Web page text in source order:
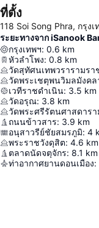
ที่ตั้ง
118 Soi Song Phra, กรุง
ระยะทางจาก iSanook
กรุงเทพฯ: 0.6 km
หัวลำโพง: 0.8 km
วัดสุทัศนเทพวรารามรา
วัดพระเชตุพนวิมลมังค
เวทีราชดำเนิน: 3.5 km
วัดอรุณ: 3.8 km
วัดพระศรีรัตนศาสดารา
ถนนข้าวสาร: 3.9 km
อนุสาวรีย์ชัยสมรภูมิ: 4
พระราชวังดุสิต: 4.6 km
ตลาดนัดจตุจักร: 8.1 km
ท่าอากาศยานดอนเมือง: